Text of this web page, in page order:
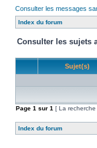
Consulter les messages
Index du forum
Consulter les sujets
Sujet(s)
Page 1 sur 1 [ La
Index du forum